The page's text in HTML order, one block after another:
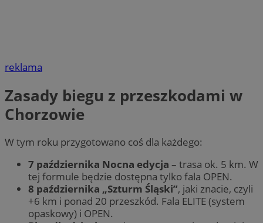
reklama
Zasady biegu z przeszkodami w
Chorzowie
W tym roku przygotowano coś dla każdego:
7 października Nocna edycja – trasa ok. 5 km. W
tej formule będzie dostępna tylko fala OPEN.
8 października „Szturm Śląski”, jaki znacie, czyli
+6 km i ponad 20 przeszkód. Fala ELITE (system
opaskowy) i OPEN.